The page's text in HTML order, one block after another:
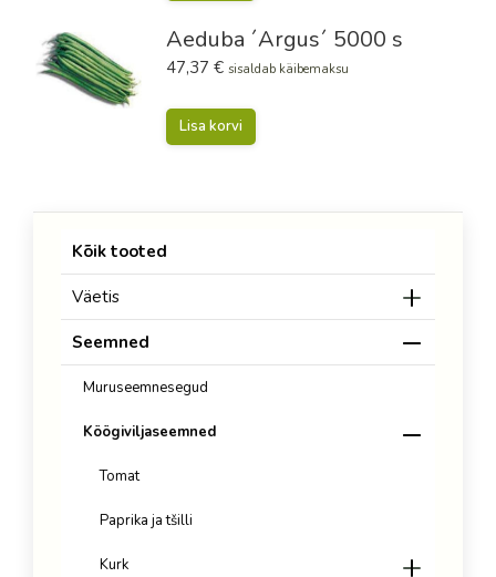
Aeduba ´Argus´ 5000 s
47,37 € sisaldab käibemaksu
Lisa korvi
Kõik tooted
Väetis
Seemned
Muruseemnesegud
Köögiviljaseemned
Tomat
Paprika ja tšilli
Kurk